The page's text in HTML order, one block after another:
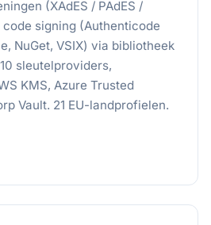
(XAdES / PAdES /
code signing (Authenticode
NuGet, VSIX) via bibliotheek
sleutelproviders,
KMS, Azure Trusted
Vault. 21 EU-landprofielen.